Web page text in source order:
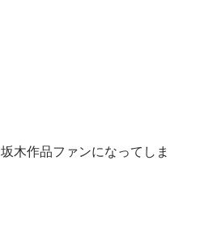
木作品ファンになってしま